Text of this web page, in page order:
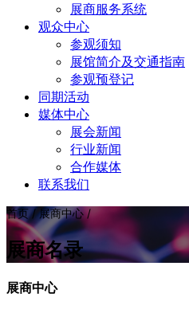
展商服务系统
观众中心
参观须知
展馆简介及交通指南
参观预登记
同期活动
媒体中心
展会新闻
行业新闻
合作媒体
联系我们
首页 / 展商中心 /
展商名录
展商中心